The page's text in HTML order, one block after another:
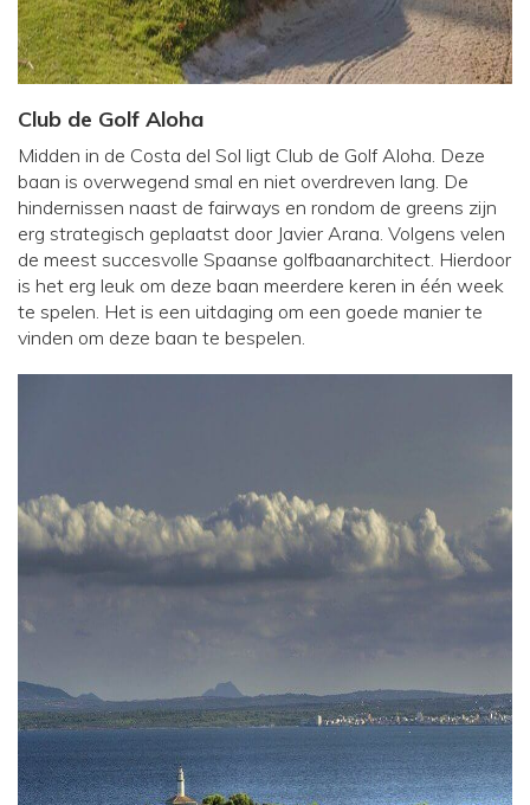
Club de Golf Aloha
Midden in de Costa del Sol ligt Club de Golf Aloha. Deze
baan is overwegend smal en niet overdreven lang. De
hindernissen naast de fairways en rondom de greens zijn
erg strategisch geplaatst door Javier Arana. Volgens velen
de meest succesvolle Spaanse golfbaanarchitect. Hierdoor
is het erg leuk om deze baan meerdere keren in één week
te spelen. Het is een uitdaging om een goede manier te
vinden om deze baan te bespelen.